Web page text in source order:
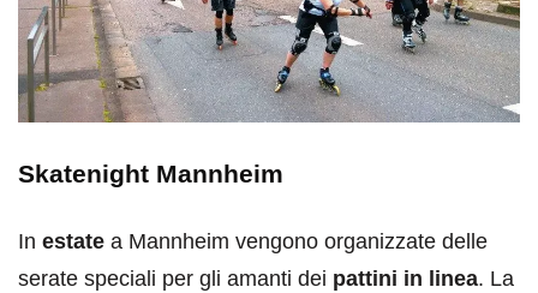
Skatenight Mannheim
In estate a Mannheim vengono organizzate delle
serate speciali per gli amanti dei pattini in linea. La